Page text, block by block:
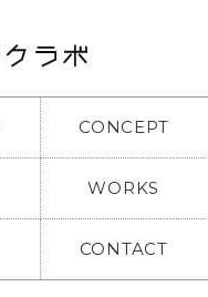
CONCEPT
WORKS
CONTACT